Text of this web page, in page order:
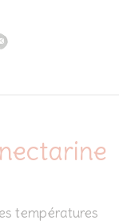
températures